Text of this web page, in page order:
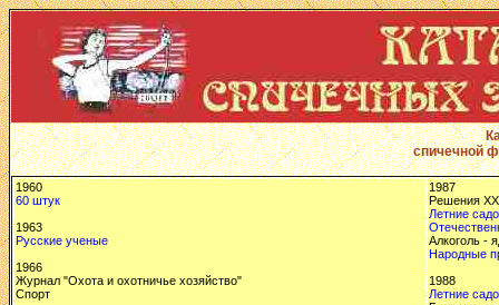
спичечной
1960
60 штук
1963
Русские ученые
1966
Журнал "Охота и охотничье хозяйство"
Спорт
1987
Решения
Летние
Алкоголь -
Народные
1988
Летние